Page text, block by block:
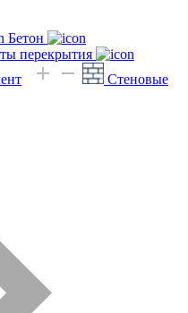
Бетон
перекрытия
Стеновые